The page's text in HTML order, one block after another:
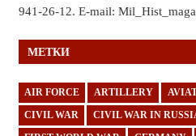
941-26-12. E-mail:
МЕТКИ
AIR FORCE ARTILLERY
CIVIL WAR CIVIL WAR IN